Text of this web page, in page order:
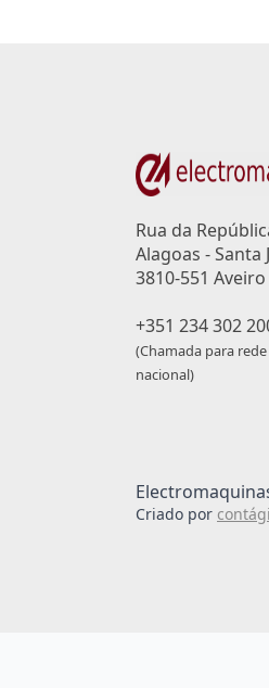
Rua da
Alagoas - Santa
3810-551 Aveiro
+351 234 302
(Chamada para
nacional)
Criado por